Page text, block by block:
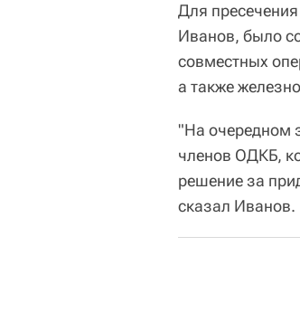
Для
Иванов, было
совместных
а также
"На очередном
членов ОДКБ,
решение за
сказал Иванов.